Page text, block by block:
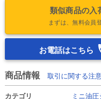
類似商品の入
まずは、無料会員
お電話はこちら
商品情報 取引に関する注
カテゴリ
ミニ油